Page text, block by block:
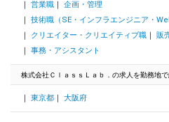
せます！ 先輩社員の中には
◎ 頑張りは正当に評価し、給
します！ 【株式上場（IPO）を目指す急成長企業】 ＼従業員
タート！ 3～5年後の上場を
ーソンとしての成長も実現可能です◎ 変更の範
める業務
営業職
企画・管理
技術職（SE・インフラエンジニア・
クリエイター・クリエイティブ職
販
事務・アシスタント
株式会社ＣｌａｓｓＬａｂ．の求人を勤務地
東京都 大阪府